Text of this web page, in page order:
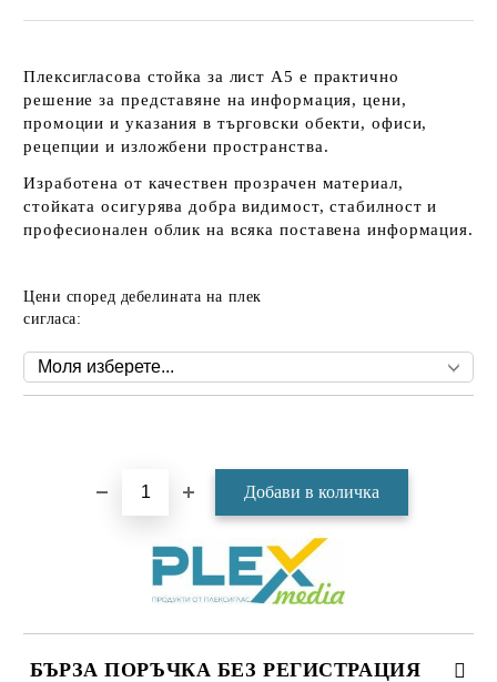
Плексигласова стойка за лист A5 е практично
решение за представяне на информация, цени,
промоции и указания в търговски обекти, офиси,
рецепции и изложбени пространства.
Изработена от качествен прозрачен материал,
стойката осигурява добра видимост, стабилност и
професионален облик на всяка поставена информация.
Цени според дебелината на плек
сигласа:
БЪРЗА ПОРЪЧКА БЕЗ РЕГИСТРАЦИЯ